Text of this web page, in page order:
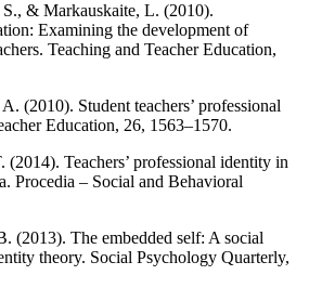
& Markauskaite, L. (2010).
Examining the development of
Teaching and Teacher Education,
(2010). Student teachers’ professional
Education, 26, 1563–1570.
Teachers’ professional identity in
Procedia – Social and Behavioral
(2013). The embedded self: A social
theory. Social Psychology Quarterly,